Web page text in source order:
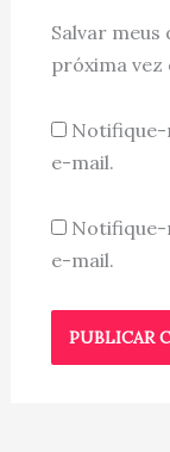
Salvar
próxima vez
Notifique-
e-mail.
Notifique-
e-mail.